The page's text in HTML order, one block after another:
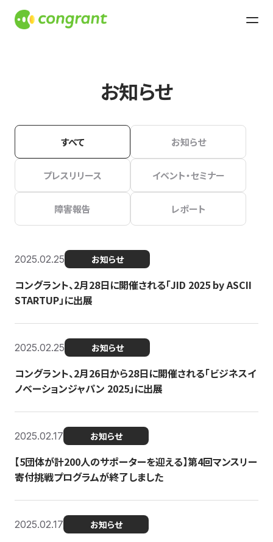
お知らせ
すべて お知らせ
プレスリリース イベント・セミナー
障害報告 レポート
2025.02.25 お知らせ
コングラント、2月28日に開催される「JID 2025 by ASCII
STARTUP」に出展
2025.02.25 お知らせ
コングラント、2月26日から28日に開催される「ビジネスイ
ノベーションジャパン 2025」に出展
2025.02.17 お知らせ
【5団体が計200人のサポーターを迎える】​​第4回マンスリー
寄付挑戦プログラムが終了しました
2025.02.17 お知らせ